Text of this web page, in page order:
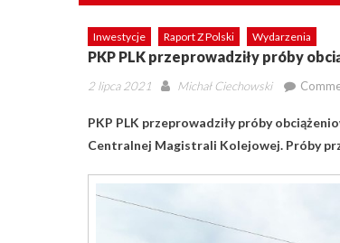
Inwestycje Raport Z Polski Wydarzenia
PKP PLK przeprowadziły próby
Posted
2 lipca 2021 Author
Michał Ciechowski
PKP PLK przeprowadziły próby
Centralnej Magistrali Kolejowej. Próby